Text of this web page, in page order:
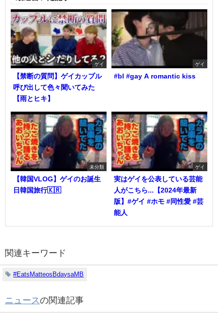
ゲイ
【禁断の質問】ゲイカップル
呼び出して色々聞いてみた
【雨とヒキ】
ゲイ
#bl #gay A romantic kiss
未分類
【韓国VLOG】ゲイのお誕生
日韓国旅行🇰🇷
ゲイ
実はゲイを公表している芸能
人がこちら...【2024年最新
版】#ゲイ #ホモ #同性愛 #芸
能人
関連キーワード
#EatsMatteosBdaysaMB
ニュースの関連記事